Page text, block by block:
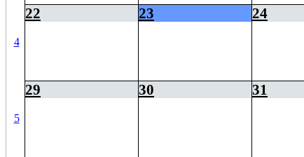
4
22 23 24
5
29 30 31